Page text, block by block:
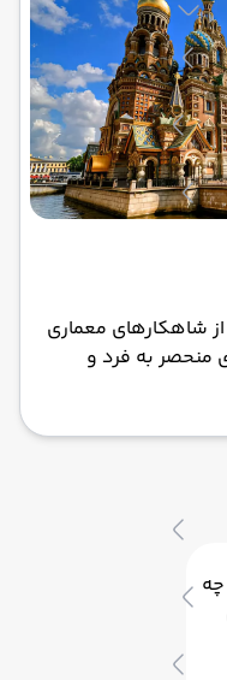
شاهکارهای معماری
منحصر به فرد و
گردشگری
روسیه و بازدید
از تاریخ و
این کلیسا در قلب
با انتخاب تور